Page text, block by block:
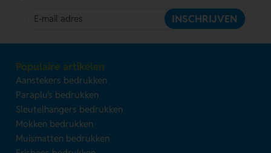
INSCHRIJVEN
Populaire artikelen
Aanstekers bedrukken
Paraplu's bedrukken
Sleutelhangers bedrukken
Mokken bedrukken
Muismatten bedrukken